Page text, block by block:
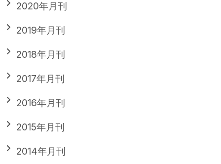
2020年月刊
2019年月刊
2018年月刊
2017年月刊
2016年月刊
2015年月刊
2014年月刊